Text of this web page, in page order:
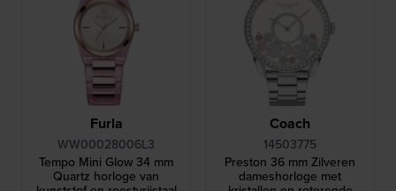
Furla
WW00028006L3
Tempo Mini Glow 34 mm
Quartz horloge van
Coach
14503775
Preston 36 mm Zilveren
dameshorloge met